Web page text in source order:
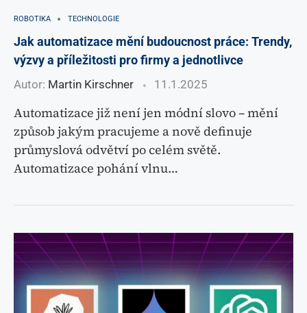
ROBOTIKA TECHNOLOGIE
Jak automatizace mění budoucnost práce: Trendy,
výzvy a příležitosti pro firmy a jednotlivce
Autor: Martin Kirschner 11.1.2025
Automatizace již není jen módní slovo – mění
způsob jakým pracujeme a nově definuje
průmyslová odvětví po celém světě.
Automatizace pohání vlnu…